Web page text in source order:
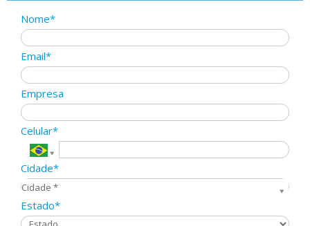
Nome*
Email*
Empresa
Celular*
Cidade*
Cidade *
Cidade*
Estado*